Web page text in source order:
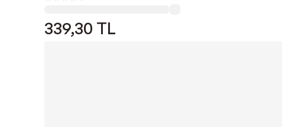
339,30 TL